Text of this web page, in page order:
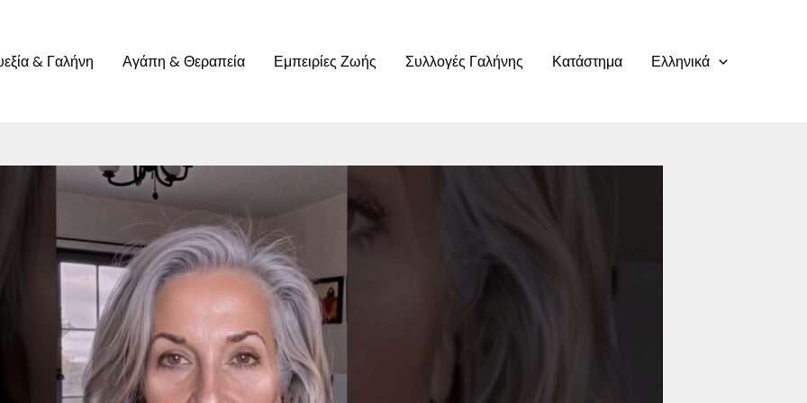
& Γαλήνη Αγάπη & Θεραπεία Εμπειρίες Ζωής Συλλογές Γαλήνης Κατάστημα Ελληνικά